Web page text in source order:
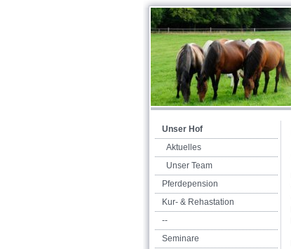
Unser Hof
Aktuelles
Unser Team
Pferdepension
Kur- & Rehastation
--
Seminare